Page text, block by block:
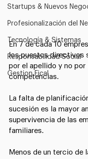
Startups & Nuevos
Profesionalización del
Tecnología & Sistemas
Responsabilidad Social
Gestion Fical
En 7 de cada 10
los puestos directivos
por el apellido y no por
competencias.
La falta de
sucesión es la mayor
supervivencia de las
familiares. ⠀
Menos de un tercio de